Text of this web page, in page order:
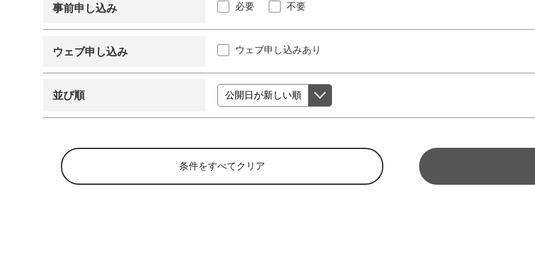
事前申し込み 必要 不要
ウェブ申し込み ウェブ申し込みあり
並び順